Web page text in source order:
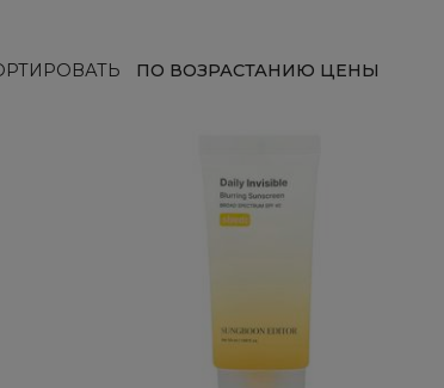
ПО ВОЗРАСТАНИЮ ЦЕНЫ